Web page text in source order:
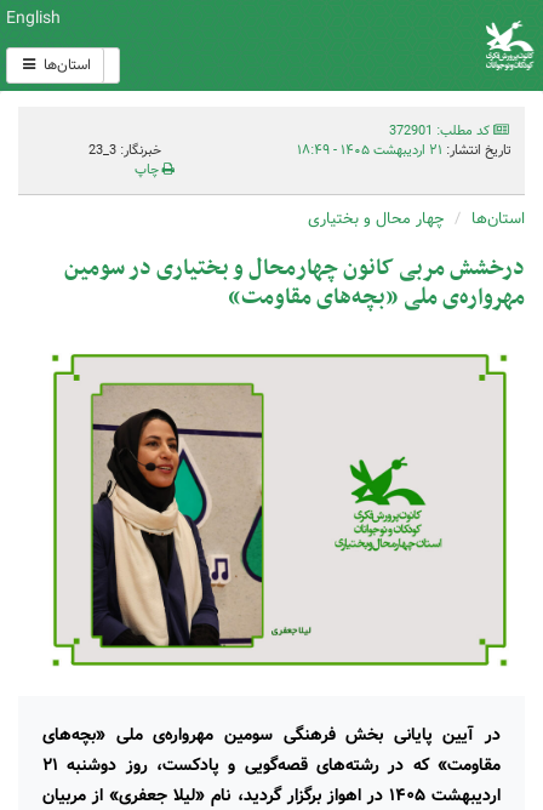
English
استان‌ها
کد مطلب: 372901
تاریخ انتشار: ۲۱ اردیبهشت ۱۴۰۵ - ۱۸:۴۹
خبرنگار: 3_23
چاپ
استان‌ها چهار محال و بختیاری
درخشش مربی کانون چهارمحال و بختیاری در سومین
مهرواره‌ی ملی «بچه‌های مقاومت»
در آیین پایانی بخش فرهنگی سومین مهرواره‌ی ملی «بچه‌های
مقاومت» که در رشته‌های قصه‌گویی و پادکست، روز دوشنبه ۲۱
اردیبهشت ۱۴۰۵ در اهواز برگزار گردید، نام «لیلا جعفری» از مربیان